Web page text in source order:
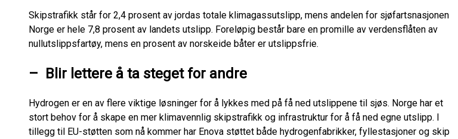
Skipstrafikk står for 2,4 prosent av jordas totale klimagassutslipp, mens andelen for sjøfartsnasjonen
Norge er hele 7,8 prosent av landets utslipp. Foreløpig består bare en promille av verdensflåten av
nullutslippsfartøy, mens en prosent av norskeide båter er utslippsfrie.
– Blir lettere å ta steget for andre
Hydrogen er en av flere viktige løsninger for å lykkes med på få ned utslippene til sjøs. Norge har et
stort behov for å skape en mer klimavennlig skipstrafikk og infrastruktur for å få ned egne utslipp. I
tillegg til EU-støtten som nå kommer har Enova støttet både hydrogenfabrikker, fyllestasjoner og skip